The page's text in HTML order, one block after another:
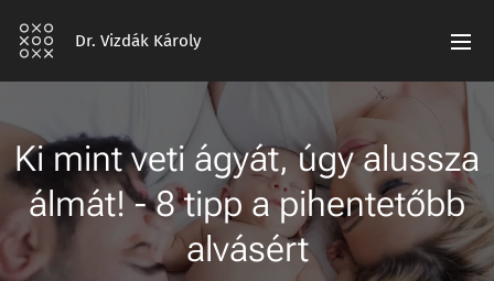
Dr. Vizdák Károly
Ki mint veti ágyát, úgy alussza
álmát! - 8 tipp a pihentetőbb
alvásért